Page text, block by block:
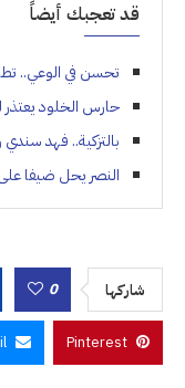
قد تعجبك أيضاً
تحسن في الوعي..
حارس الخلود يعتذر
بالتزكية.. فهد
النصر يحل ضيفا على
شاركها 0
Pinterest